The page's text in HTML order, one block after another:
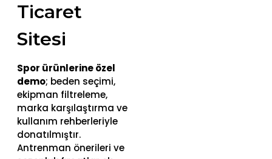
Ticaret
Sitesi
Spor ürünlerine özel
demo; beden seçimi,
ekipman filtreleme,
marka karşılaştırma ve
kullanım rehberleriyle
donatılmıştır.
Antrenman önerileri ve